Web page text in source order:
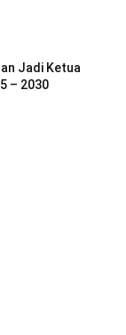
Jadi Ketua
– 2030